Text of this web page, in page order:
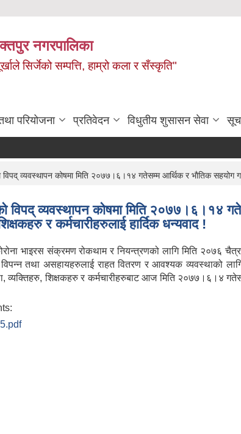
नगरपालिका
सिर्जेको सम्पत्ति, हाम्रो कला र सँस्कृति"
परियोजना प्रतिवेदन विधुतीय शुसासन सेवा
व्यवस्थापन कोषमा मिति २०७७।६।१४ गतेसम्म आर्थिक र भाैतिक सहयोग
विपद् व्यवस्थापन कोषमा मिति २०७७।६।१४
र कर्मचारीहरुलाई हार्दिक धन्यवाद !
भाइरस संक्रमण रोकथाम र नियन्त्रणको लागि मिति २०७६
तथा असहायहरुलाई राहत वितरण र आवश्यक व्यवस्थाको
व्यक्तिहरु, शिक्षकहरु र कर्मचारीहरुबाट आज मिति २०७७।६।४